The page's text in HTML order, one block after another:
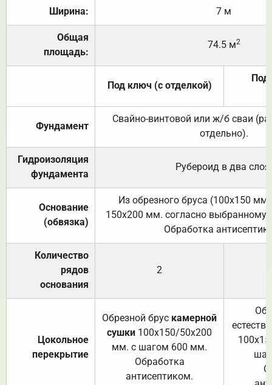
Ширина: 7 м
Общая
площадь:
74.5 м2
Под ключ (с отделкой)
Под
Фундамент
Свайно-винтовой или ж/б сваи
отдельно).
Гидроизоляция
фундамента
Рубероид в два слоя.
Основание
(обвязка)
Из обрезного бруса (100х150
150х200 мм. согласно выбранному
Обработка
Количество
рядов
основания
2
Цокольное
перекрытие
Обрезной брус камерной
сушки 100х150/50х200
мм. с шагом 600 мм.
Обработка
антисептиком.